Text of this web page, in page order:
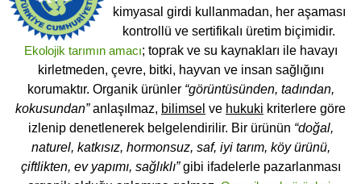
kimyasal girdi kullanmadan, her aşaması
kontrollü ve sertifikalı üretim biçimidir.
Ekolojik tarımın amacı; toprak ve su kaynakları ile havayı
kirletmeden, çevre, bitki, hayvan ve insan sağlığını
korumaktır. Organik ürünler “görüntüsünden, tadından,
kokusundan”anlaşılmaz, bilimsel ve hukuki kriterlere göre
izlenip denetlenerek belgelendirilir. Bir ürünün “doğal,
naturel, katkısız, hormonsuz, saf, iyi tarım, köy ürünü,
çiftlikten, ev yapımı, sağlıklı”gibi ifadelerle pazarlanması